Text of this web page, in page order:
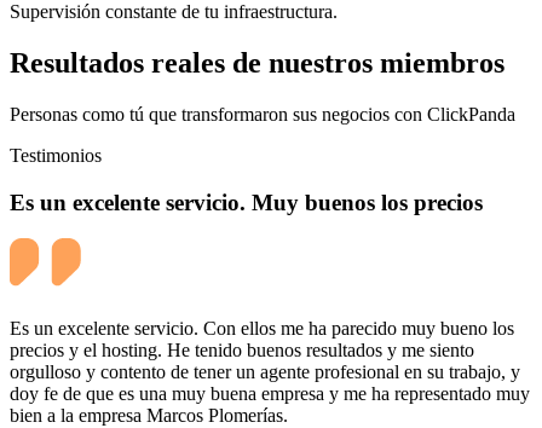
Supervisión constante de tu infraestructura.
Resultados reales de nuestros miembros
Personas como tú que transformaron sus negocios con ClickPanda
Testimonios
Es un excelente servicio. Muy buenos los precios
Es un excelente servicio. Con ellos me ha parecido muy bueno los
precios y el hosting. He tenido buenos resultados y me siento
orgulloso y contento de tener un agente profesional en su trabajo, y
doy fe de que es una muy buena empresa y me ha representado muy
bien a la empresa Marcos Plomerías.